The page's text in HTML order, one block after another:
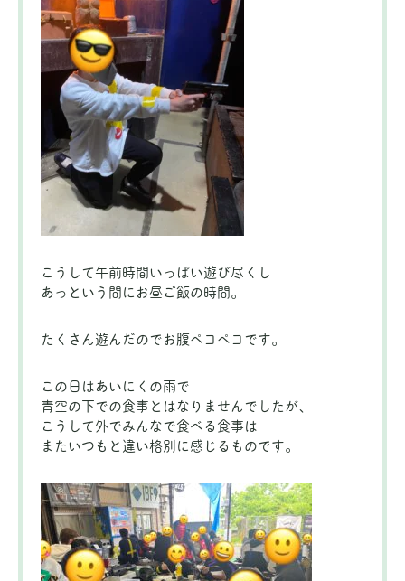
こうして午前時間いっぱい遊び尽くし
あっという間にお昼ご飯の時間。
たくさん遊んだのでお腹ペコペコです。
この日はあいにくの雨で
青空の下での食事とはなりませんでしたが、
こうして外でみんなで食べる食事は
またいつもと違い格別に感じるものです。